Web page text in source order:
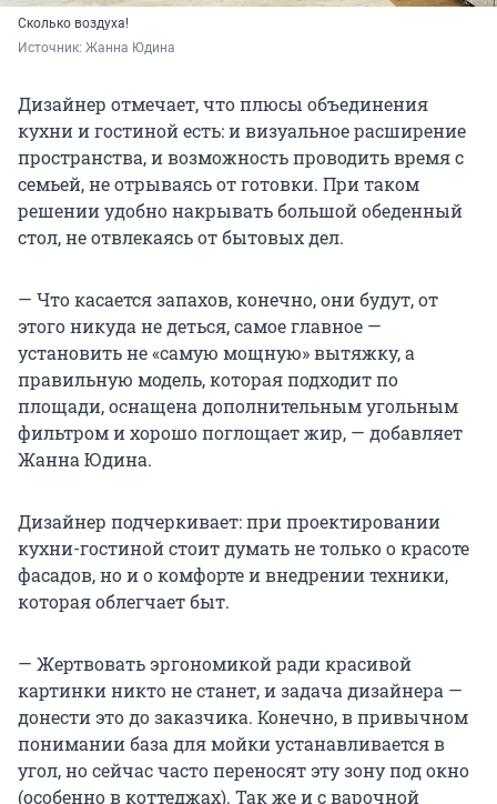
Сколько воздуха!
Источник: Жанна Юдина
Дизайнер отмечает, что плюсы объединения
кухни и гостиной есть: и визуальное расширение
пространства, и возможность проводить время с
семьей, не отрываясь от готовки. При таком
решении удобно накрывать большой обеденный
стол, не отвлекаясь от бытовых дел.
— Что касается запахов, конечно, они будут, от
этого никуда не деться, самое главное —
установить не «самую мощную» вытяжку, а
правильную модель, которая подходит по
площади, оснащена дополнительным угольным
фильтром и хорошо поглощает жир, — добавляет
Жанна Юдина.
Дизайнер подчеркивает: при проектировании
кухни-гостиной стоит думать не только о красоте
фасадов, но и о комфорте и внедрении техники,
которая облегчает быт.
— Жертвовать эргономикой ради красивой
картинки никто не станет, и задача дизайнера —
донести это до заказчика. Конечно, в привычном
понимании база для мойки устанавливается в
угол, но сейчас часто переносят эту зону под окно
(особенно в коттеджах). Так же и с варочной